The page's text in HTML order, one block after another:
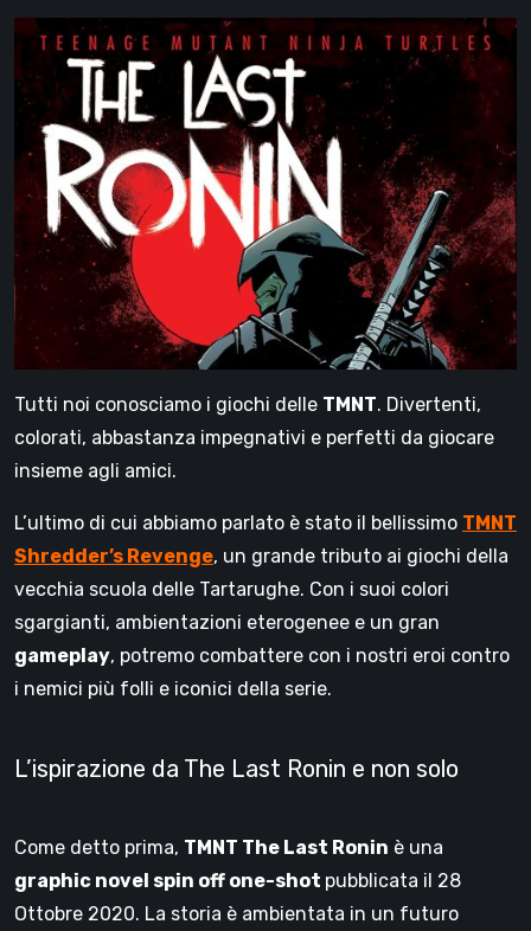
Tutti noi conosciamo i giochi delle TMNT. Divertenti,
colorati, abbastanza impegnativi e perfetti da giocare
insieme agli amici.
L’ultimo di cui abbiamo parlato è stato il bellissimo TMNT
Shredder’s Revenge, un grande tributo ai giochi della
vecchia scuola delle Tartarughe. Con i suoi colori
sgargianti, ambientazioni eterogenee e un gran
gameplay, potremo combattere con i nostri eroi contro
i nemici più folli e iconici della serie.
L’ispirazione da The Last Ronin e non solo
Come detto prima, TMNT The Last Ronin è una
graphic novel spin off one-shot pubblicata il 28
Ottobre 2020. La storia è ambientata in un futuro